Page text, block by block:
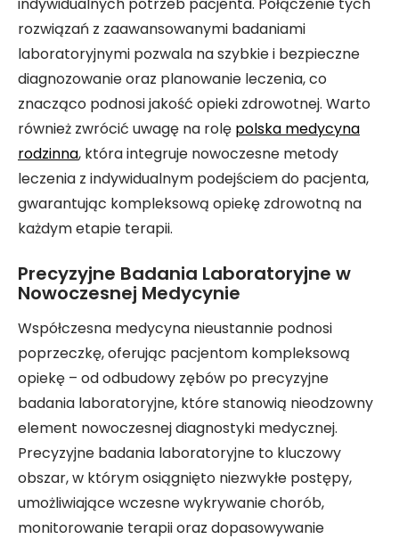
rozwiązań z zaawansowanymi badaniami
laboratoryjnymi pozwala na szybkie i bezpieczne
diagnozowanie oraz planowanie leczenia, co
znacząco podnosi jakość opieki zdrowotnej. Warto
również zwrócić uwagę na rolę polska medycyna
rodzinna, która integruje nowoczesne metody
leczenia z indywidualnym podejściem do pacjenta,
gwarantując kompleksową opiekę zdrowotną na
każdym etapie terapii.
Precyzyjne Badania Laboratoryjne w
Nowoczesnej Medycynie
Współczesna medycyna nieustannie podnosi
poprzeczkę, oferując pacjentom kompleksową
opiekę – od odbudowy zębów po precyzyjne
badania laboratoryjne, które stanowią nieodzowny
element nowoczesnej diagnostyki medycznej.
Precyzyjne badania laboratoryjne to kluczowy
obszar, w którym osiągnięto niezwykłe postępy,
umożliwiające wczesne wykrywanie chorób,
monitorowanie terapii oraz dopasowywanie